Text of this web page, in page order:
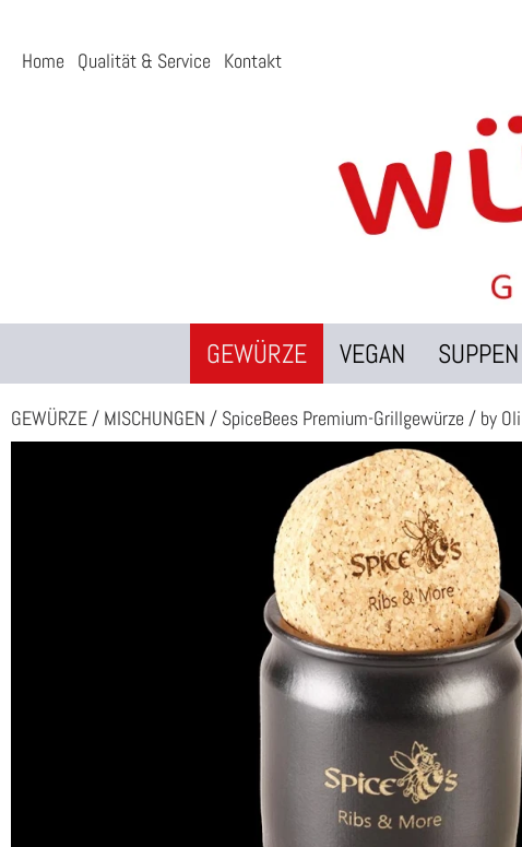
Home Qualität & Service Kontakt
GEWÜRZE VEGAN SUPPEN
GEWÜRZE / MISCHUNGEN / SpiceBees Premium-Grillgewürze / by